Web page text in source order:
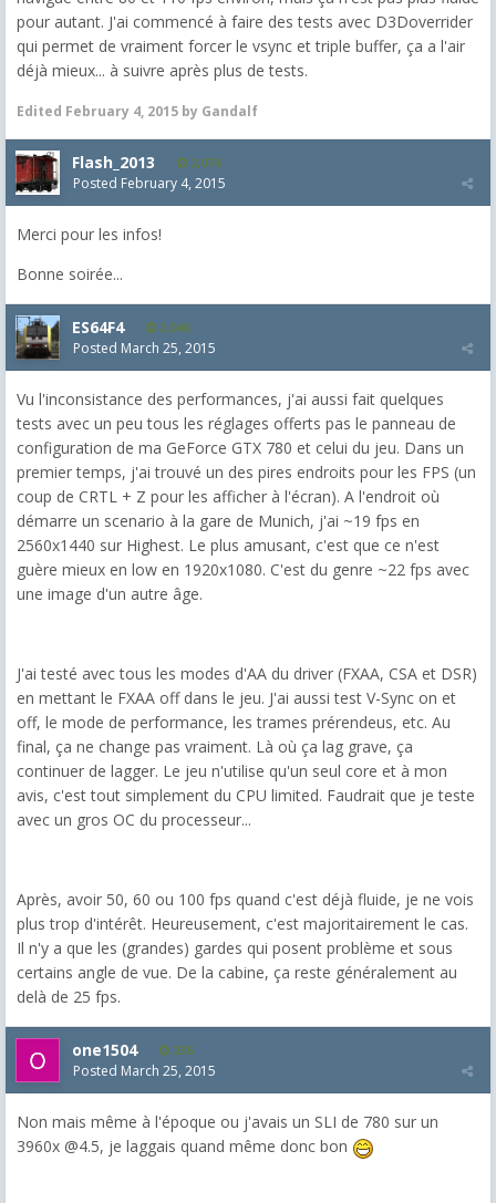
pour autant. J'ai commencé à faire des tests avec D3Doverrider
qui permet de vraiment forcer le vsync et triple buffer, ça a l'air
déjà mieux... à suivre après plus de tests.
Edited February 4, 2015 by Gandalf
Flash_2013 2,074
Posted February 4, 2015
Merci pour les infos!
Bonne soirée...
ES64F4 2,046
Posted March 25, 2015
Vu l'inconsistance des performances, j'ai aussi fait quelques
tests avec un peu tous les réglages offerts pas le panneau de
configuration de ma GeForce GTX 780 et celui du jeu. Dans un
premier temps, j'ai trouvé un des pires endroits pour les FPS (un
coup de CRTL + Z pour les afficher à l'écran). A l'endroit où
démarre un scenario à la gare de Munich, j'ai ~19 fps en
2560x1440 sur Highest. Le plus amusant, c'est que ce n'est
guère mieux en low en 1920x1080. C'est du genre ~22 fps avec
une image d'un autre âge.
J'ai testé avec tous les modes d'AA du driver (FXAA, CSA et DSR)
en mettant le FXAA off dans le jeu. J'ai aussi test V-Sync on et
off, le mode de performance, les trames prérendeus, etc. Au
final, ça ne change pas vraiment. Là où ça lag grave, ça
continuer de lagger. Le jeu n'utilise qu'un seul core et à mon
avis, c'est tout simplement du CPU limited. Faudrait que je teste
avec un gros OC du processeur...
Après, avoir 50, 60 ou 100 fps quand c'est déjà fluide, je ne vois
plus trop d'intérêt. Heureusement, c'est majoritairement le cas.
Il n'y a que les (grandes) gardes qui posent problème et sous
certains angle de vue. De la cabine, ça reste généralement au
delà de 25 fps.
one1504 236
Posted March 25, 2015
Non mais même à l'époque ou j'avais un SLI de 780 sur un
3960x @4.5, je laggais quand même donc bon